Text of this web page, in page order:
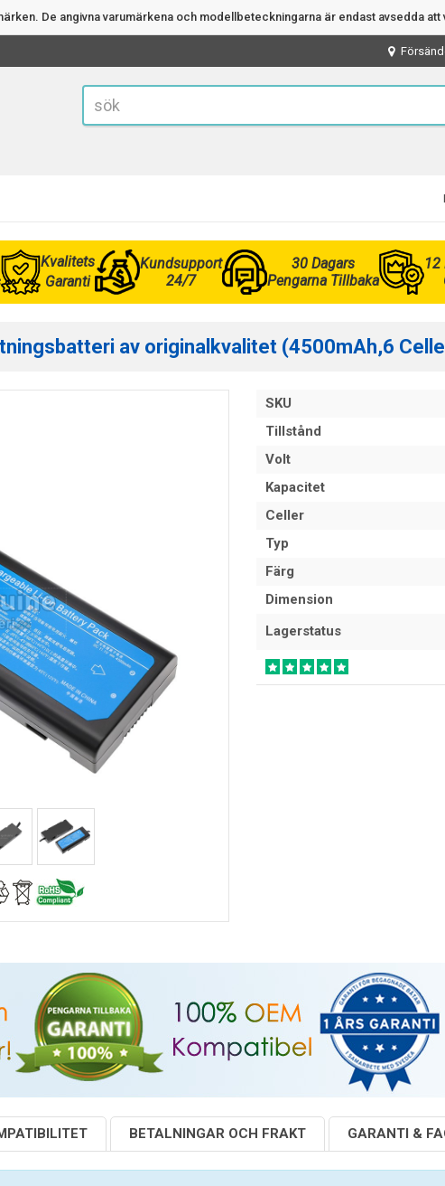
De angivna varumärkena och modellbeteckningarna är endast avsedda
Kvalitets
Garanti
Kundsupport
24/7
30 Dagars
Pengarna Tillbaka
12
av originalkvalitet (4500mAh,6
SKU
Tillstånd
Volt
Kapacitet
Celler
Typ
Färg
Dimension
Lagerstatus
BETALNINGAR OCH FRAKT GARANTI &